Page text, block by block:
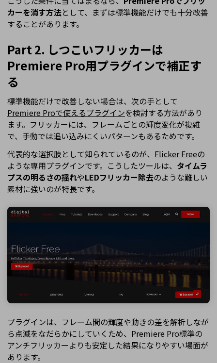
カーを消す方法として、まずは標準機能だけでも十分改善
することがあります。
Part 2. しつこいフリッカーは
Premiere Pro用プラグインで補正す
る
標準機能だけで改善しない場合は、次の手として
Premiere Proで使えるプラグインを検討する方法があり
ます。フリッカーには、フレームごとの輝度変化が複雑
で、手動では追い込みにくいパターンもあるためです。
代表的な選択肢として知られているのが、 Flicker Freeの
ような専用プラグインです。こうしたツールは、 タイムラ
プスの明るさの揺れやLEDフリッカー除去のような難しい
素材に強いのが特長です。
プラグインは、フレーム間の輝度や動きの差を解析しなが
ら点滅をなだらかにしていくため、Premiere Pro標準の
アンチフリッカーよりも安定した結果になりやすい場面が
あります。